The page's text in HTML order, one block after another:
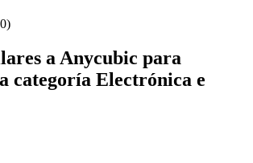
a Anycubic para
categoría Electrónica e